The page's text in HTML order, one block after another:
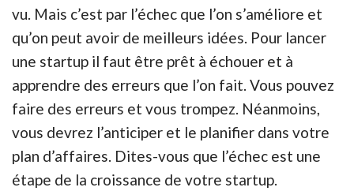
vu. Mais c’est par l’échec que l’on s’améliore et
qu’on peut avoir de meilleurs idées. Pour lancer
une startup il faut être prêt à échouer et à
apprendre des erreurs que l’on fait. Vous pouvez
faire des erreurs et vous trompez. Néanmoins,
vous devrez l’anticiper et le planifier dans votre
plan d’affaires. Dites-vous que l’échec est une
étape de la croissance de votre startup.